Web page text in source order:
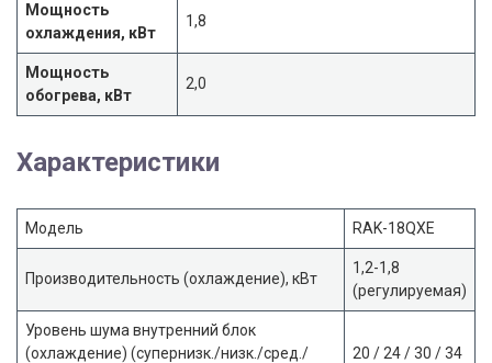
Мощность
охлаждения, кВт
1,8
Мощность
обогрева, кВт
2,0
Характеристики
Модель RAK-18QXE
Производительность (охлаждение), кВт
1,2-1,8
(регулируемая)
Уровень шума внутренний блок
(охлаждение) (супернизк./низк./сред./
20 / 24 / 30 / 34